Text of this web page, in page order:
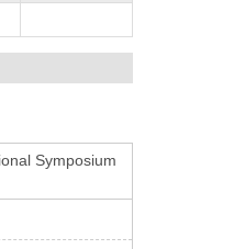
Symposium